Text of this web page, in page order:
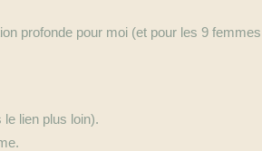
profonde pour moi (et pour les 9
lien plus loin).